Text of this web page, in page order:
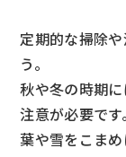
定期的な掃除
う。
秋や冬の時期
注意が必要です。
葉や雪をこま